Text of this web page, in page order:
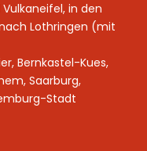
in den
Lothringen (mit
Bernkastel-Kues,
Saarburg,
Stadt